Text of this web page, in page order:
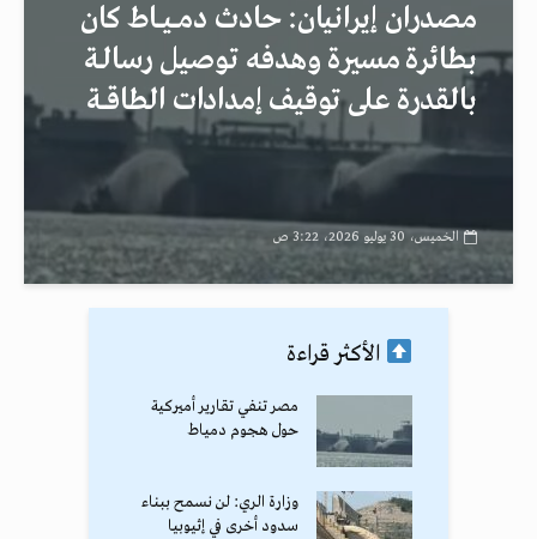
مصدران إيرانيان: حادث دمــيــاط كان
بطائرة مسيرة وهدفه توصيل رسالـة
بالقدرة على توقيف إمدادات الطاقــة
الخميس، 30 يوليو 2026، 3:22 ص
الأكثر قراءة
مصر تنفي تقارير أميركية
حول هجوم دمياط
وزارة الري: لن نسمح ببناء
سدود أخرى في إثيوبيا